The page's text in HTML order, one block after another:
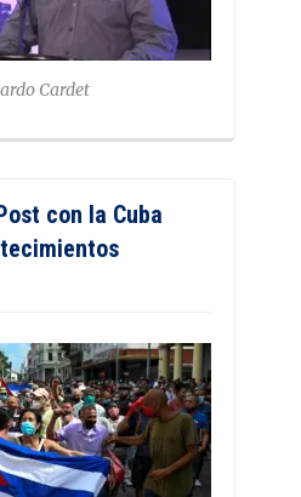
Cardet
con la Cuba